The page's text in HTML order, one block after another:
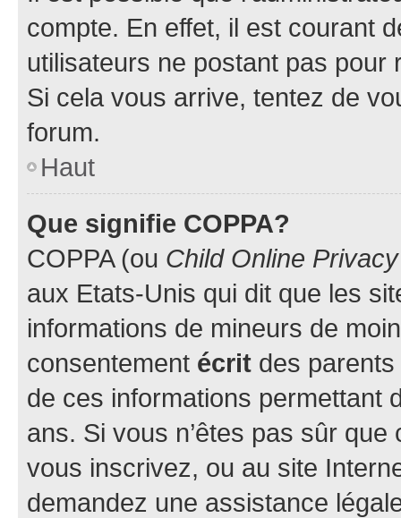
compte. En effet, il est courant
utilisateurs ne postant pas pour
Si cela vous arrive, tentez de
forum.
Haut
Que signifie COPPA?
COPPA (ou Child Online
aux Etats-Unis qui dit que les
informations de mineurs de
consentement écrit des parents
de ces informations permettant
ans. Si vous n’êtes pas sûr
vous inscrivez, ou au site
demandez une assistance